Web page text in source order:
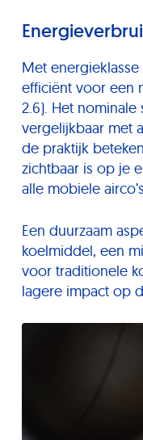
Met
efficiënt voor een
2.6). Het
vergelijkbaar met
de praktijk
zichtbaar is op je
alle mobiele
Een duurzaam
koelmiddel, een
voor traditionele
lagere impact op